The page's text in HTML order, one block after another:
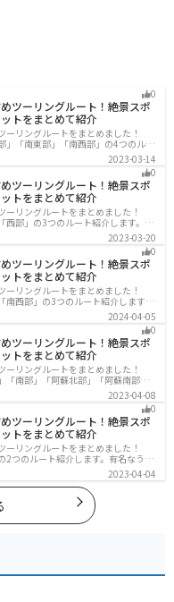
ンやおやつを食べながら休憩で
魅力あふれる道の駅です。ドラ
寄ってみてはいかがでしょう
0
ツーリングルート！絶景スポ
トをまとめて紹介
ーリングルートをまとめました！
」「南東部」「南西部」の4つのルー
を代表する神社や広大な山や滝、湖
満喫するツーリングができます。バ
リングに行く際は参考にしてくださ
2023-03-14
0
ツーリングルート！絶景スポ
トをまとめて紹介
ーリングルートをまとめました！
西部」の3つのルート紹介します。山
けでなく、気軽に渡れる島もあり
きます。バイクで愛媛県にツーリン
てください。
2023-03-20
0
ツーリングルート！絶景スポ
トをまとめて紹介
ーリングルートをまとめました！
南西部」の3つのルート紹介します。
めるスポットが多数あり、様々な楽
バイクで高知県にツーリングに行く
い。
2024-04-05
0
ツーリングルート！絶景スポ
トをまとめて紹介
ーリングルートをまとめました！
「南部」「阿蘇北部」「阿蘇南部」
ます。阿蘇山や天草諸島をはじめと
熊本城や水前寺成趣園など歴史ある
あり、様々な楽しみ方ができます。
ーリングに行く際は参考にしてくだ
2023-04-08
0
ツーリングルート！絶景スポ
トをまとめて紹介
ーリングルートをまとめました！
2つのルート紹介します。有名なうず
た自然豊かなスポットが多数ありま
にツーリングに行く際は参考にして
2023-04-04